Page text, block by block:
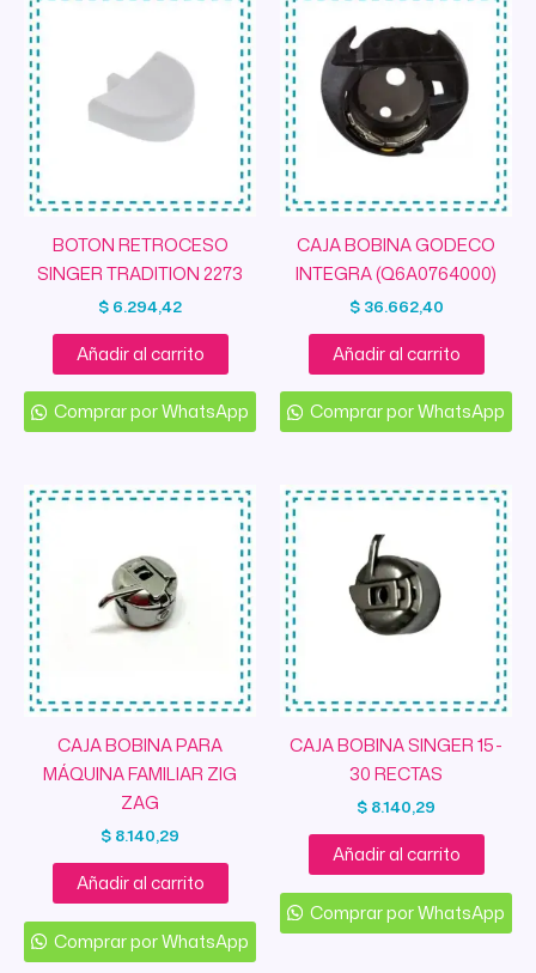
BOTON RETROCESO
SINGER TRADITION 2273
$ 6.294,42
Añadir al carrito
Comprar por WhatsApp
CAJA BOBINA GODECO
INTEGRA (Q6A0764000)
$36.662,40
Añadir al carrito
Comprar por WhatsApp
CAJA BOBINA PARA
MÁQUINA FAMILIAR ZIG
ZAG
$ 8.140,29
Añadir al carrito
Comprar por WhatsApp
CAJA BOBINA SINGER 15-
30 RECTAS
$ 8.140,29
Añadir al carrito
Comprar por WhatsApp